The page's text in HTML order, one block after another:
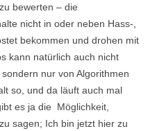
bewerten – die
nicht in oder neben Hass-,
bekommen und drohen mit
kann natürlich auch nicht
nur von Algorithmen
so, und da läuft auch mal
es ja die Möglichkeit,
sagen; Ich bin jetzt hier zu